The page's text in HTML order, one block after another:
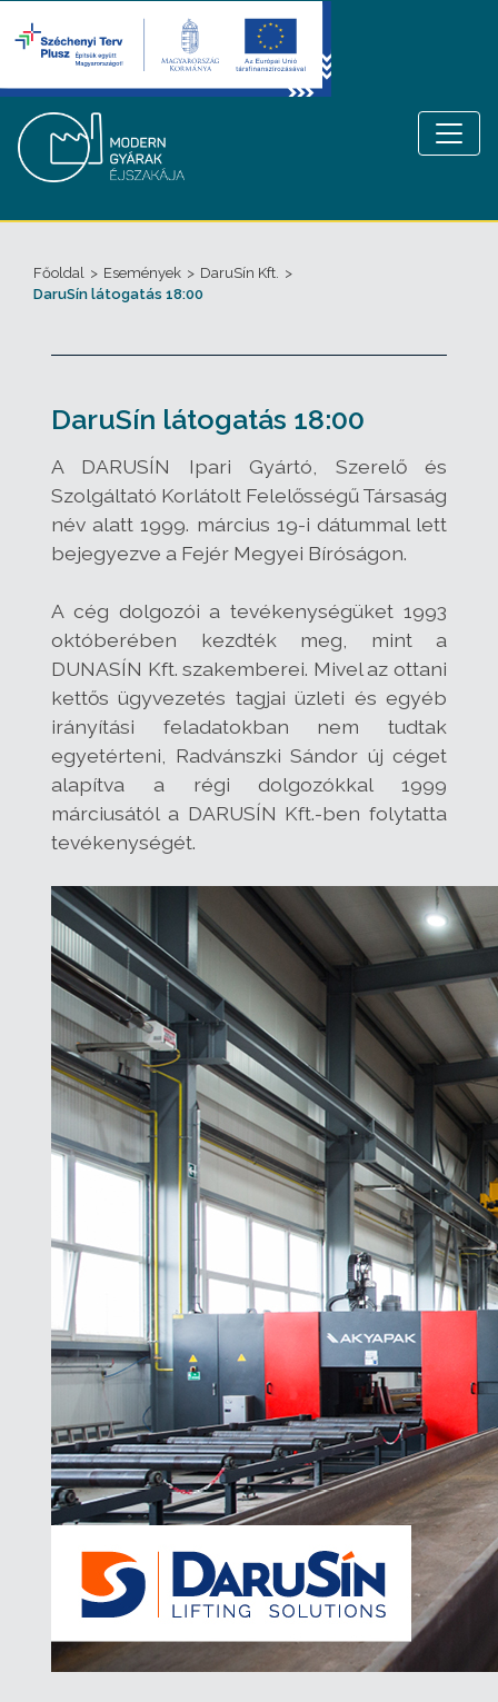
Főoldal > Események > DaruSín Kft. >
DaruSín látogatás 18:00
DaruSín látogatás 18:00
A DARUSÍN Ipari Gyártó, Szerelő és
Szolgáltató Korlátolt Felelősségű Társaság
név alatt 1999. március 19-i dátummal lett
bejegyezve a Fejér Megyei Bíróságon.
A cég dolgozói a tevékenységüket 1993
októberében kezdték meg, mint a
DUNASÍN Kft. szakemberei. Mivel az ottani
kettős ügyvezetés tagjai üzleti és egyéb
irányítási feladatokban nem tudtak
egyetérteni, Radvánszki Sándor új céget
alapítva a régi dolgozókkal 1999
márciusától a DARUSÍN Kft.-ben folytatta
tevékenységét.